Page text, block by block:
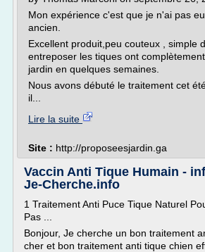
Mon expérience c'est que je n'ai pas
ancien.
Excellent produit,peu couteux , simple
entreposer les tiques ont
jardin en quelques semaines.
Nous avons débuté le traitement cet
il...
Lire la suite
Site : http://proposeesjardin.ga
Vaccin Anti Tique Humain -
Je-Cherche.info
1 Traitement Anti Puce Tique Naturel
Pas ...
Bonjour, Je cherche un bon traitement
cher et bon traitement anti tique chien